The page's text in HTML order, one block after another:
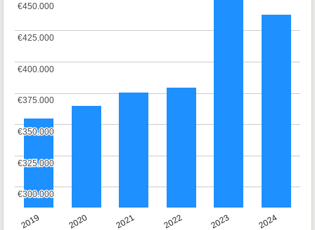
2019 2020 2021 2022 2023 2024
€300.000
€300.000
€325.000
€325.000
€350.000
€350.000
€375.000
€375.000
€400.000
€400.000
€425.000
€425.000
€450.000
€450.000